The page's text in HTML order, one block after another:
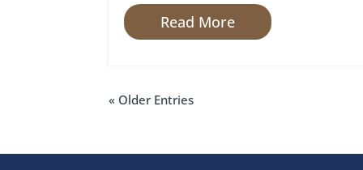
Read More
« Older Entries